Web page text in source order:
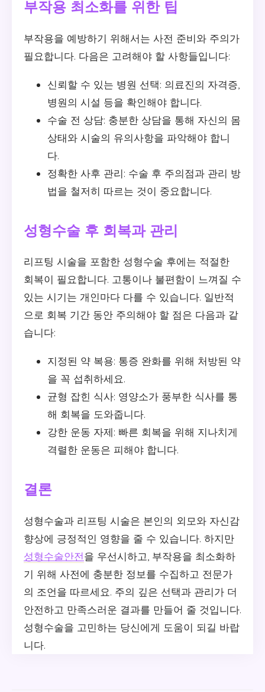
부작용 최소화를 위한 팁
부작용을 예방하기 위해서는 사전 준비와 주의가
필요합니다. 다음은 고려해야 할 사항들입니다:
신뢰할 수 있는 병원 선택: 의료진의 자격증,
병원의 시설 등을 확인해야 합니다.
수술 전 상담: 충분한 상담을 통해 자신의 몸
상태와 시술의 유의사항을 파악해야 합니
다.
정확한 사후 관리: 수술 후 주의점과 관리 방
법을 철저히 따르는 것이 중요합니다.
성형수술 후 회복과 관리
리프팅 시술을 포함한 성형수술 후에는 적절한
회복이 필요합니다. 고통이나 불편함이 느껴질 수
있는 시기는 개인마다 다를 수 있습니다. 일반적
으로 회복 기간 동안 주의해야 할 점은 다음과 같
습니다:
지정된 약 복용: 통증 완화를 위해 처방된 약
을 꼭 섭취하세요.
균형 잡힌 식사: 영양소가 풍부한 식사를 통
해 회복을 도와줍니다.
강한 운동 자제: 빠른 회복을 위해 지나치게
격렬한 운동은 피해야 합니다.
결론
성형수술과 리프팅 시술은 본인의 외모와 자신감
향상에 긍정적인 영향을 줄 수 있습니다. 하지만
성형수술안전을 우선시하고, 부작용을 최소화하
기 위해 사전에 충분한 정보를 수집하고 전문가
의 조언을 따르세요. 주의 깊은 선택과 관리가 더
안전하고 만족스러운 결과를 만들어 줄 것입니다.
성형수술을 고민하는 당신에게 도움이 되길 바랍
니다.